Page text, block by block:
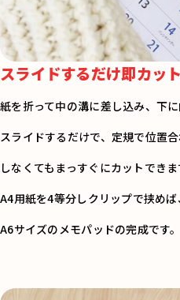
スライドするだけ即カッ
紙を折って中の溝に差し込み、下
スライドするだけで、定規で位置
しなくてもまっすぐにカットできま
A4用紙を4等分しクリップで挟めば
A6サイズのメモパッドの完成です。